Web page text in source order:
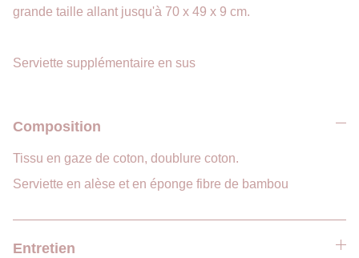
grande taille allant jusqu'à 70 x 49 x 9 cm.
Serviette supplémentaire en sus
Composition
Tissu en gaze de coton, doublure coton.
Serviette en alèse et en éponge fibre de bambou
Entretien